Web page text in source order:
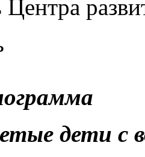
Центра
дети с